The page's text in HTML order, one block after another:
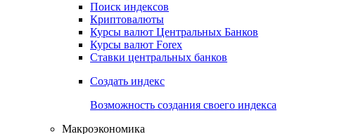
Получить доступ
Индикаторы рынка
Поиск индексов
Криптовалюты
Курсы валют Центральных Банков
Курсы валют Forex
Ставки центральных банков
Создать индекс